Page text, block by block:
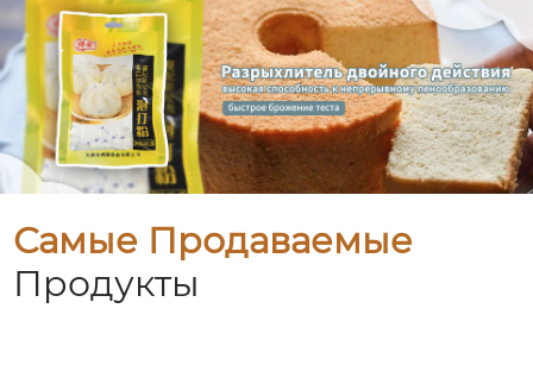
Самые Продаваемые
Продукты